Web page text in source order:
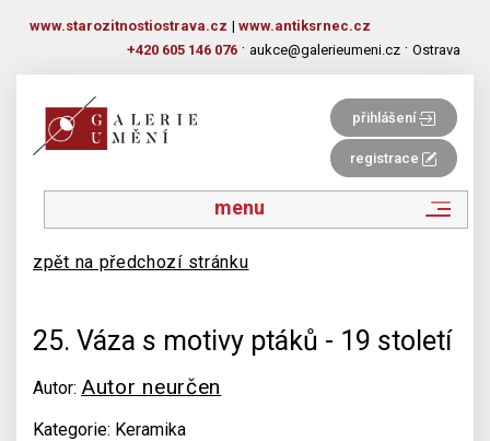
www.starozitnostiostrava.cz | www.antiksrnec.cz
+420 605 146 076 · aukce@galerieumeni.cz · Ostrava
přihlášení
registrace
menu
zpět na předchozí stránku
25. Váza s motivy ptáků - 19 století
Autor: Autor neurčen
Kategorie: Keramika